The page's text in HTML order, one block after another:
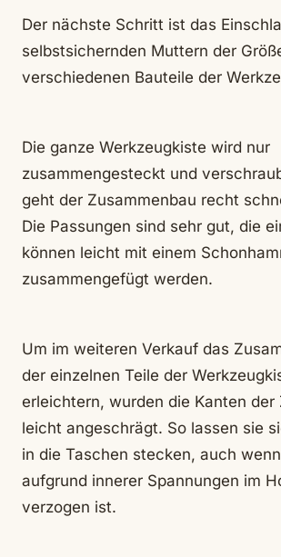
Der nächste Schritt ist das
selbstsichernden Muttern der
verschiedenen Bauteile der
Die ganze Werkzeugkiste wird nur
zusammengesteckt und
geht der Zusammenbau recht
Die Passungen sind sehr gut, die
können leicht mit einem
zusammengefügt werden.
Um im weiteren Verkauf das
der einzelnen Teile der
erleichtern, wurden die Kanten der
leicht angeschrägt. So lassen sie
in die Taschen stecken, auch
aufgrund innerer Spannungen im
verzogen ist.